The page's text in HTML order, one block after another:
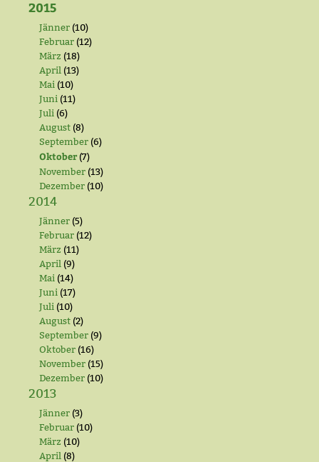
2015
Jänner (10)
Februar (12)
März (18)
April (13)
Mai (10)
Juni (11)
Juli (6)
August (8)
September (6)
Oktober(7)
November (13)
Dezember (10)
2014
Jänner (5)
Februar (12)
März (11)
April (9)
Mai (14)
Juni (17)
Juli (10)
August (2)
September (9)
Oktober (16)
November (15)
Dezember (10)
2013
Jänner (3)
Februar (10)
März (10)
April (8)